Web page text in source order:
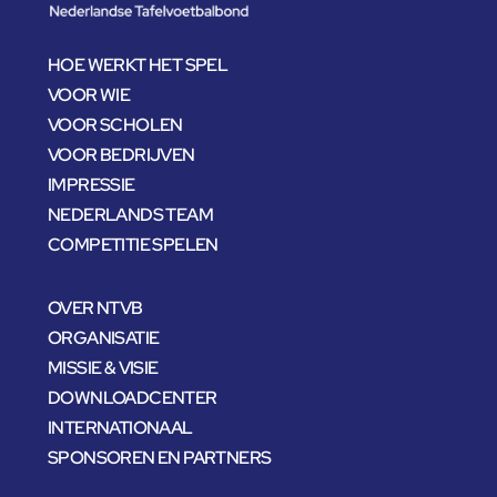
HOE WERKT HET SPEL
VOOR WIE
VOOR SCHOLEN
VOOR BEDRIJVEN
IMPRESSIE
NEDERLANDS TEAM
COMPETITIE SPELEN
OVER NTVB
ORGANISATIE
MISSIE & VISIE
DOWNLOADCENTER
INTERNATIONAAL
SPONSOREN EN PARTNERS